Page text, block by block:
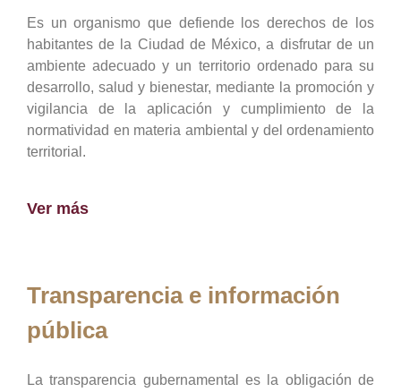
Es un organismo que defiende los derechos de los
habitantes de la Ciudad de México, a disfrutar de un
ambiente adecuado y un territorio ordenado para su
desarrollo, salud y bienestar, mediante la promoción y
vigilancia de la aplicación y cumplimiento de la
normatividad en materia ambiental y del ordenamiento
territorial.
Ver más
Transparencia e información
pública
La transparencia gubernamental es la obligación de